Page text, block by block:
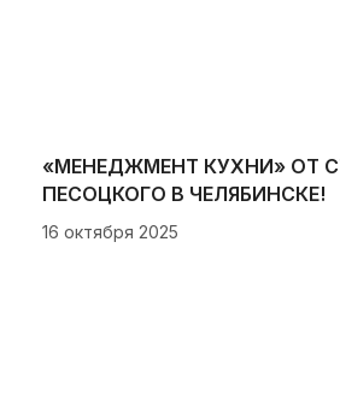
«МЕНЕДЖМЕНТ КУХНИ» ОТ
ПЕСОЦКОГО В ЧЕЛЯБИНСКЕ!
16 октября 2025